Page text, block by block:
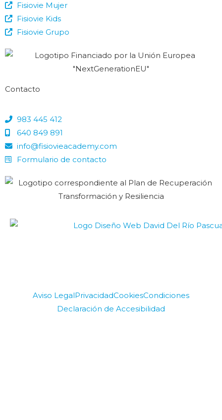
Fisiovie Mujer
Fisiovie Kids
Fisiovie Grupo
Contacto
983 445 412
640 849 891
info@fisiovieacademy.com
Formulario de contacto
Aviso LegalPrivacidadCookiesCondiciones
Declaración de Accesibilidad